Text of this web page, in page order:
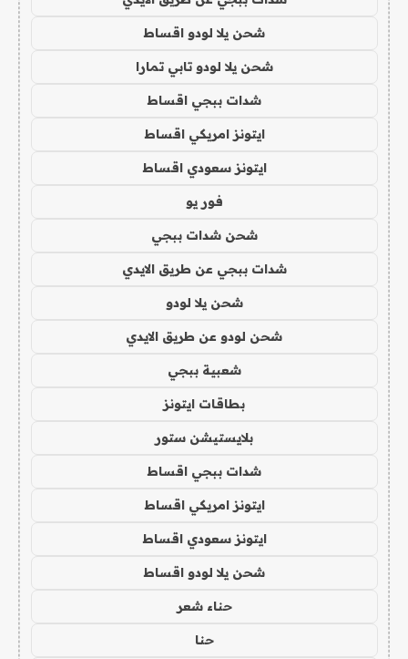
شحن يلا لودو اقساط
شحن يلا لودو تابي تمارا
شدات ببجي اقساط
ايتونز امريكي اقساط
ايتونز سعودي اقساط
فور يو
شحن شدات ببجي
شدات ببجي عن طريق الايدي
شحن يلا لودو
شحن لودو عن طريق الايدي
شعبية ببجي
بطاقات ايتونز
بلايستيشن ستور
شدات ببجي اقساط
ايتونز امريكي اقساط
ايتونز سعودي اقساط
شحن يلا لودو اقساط
حناء شعر
حنا